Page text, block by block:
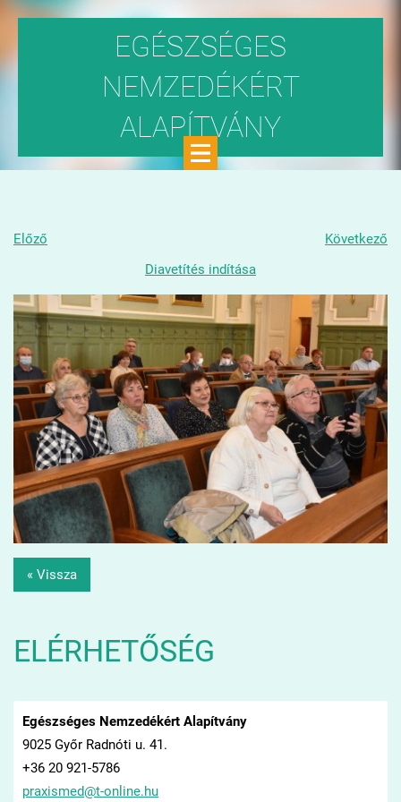
EGÉSZSÉGES
NEMZEDÉKÉRT
ALAPÍTVÁNY
Előző
Következő
Diavetítés indítása
« Vissza
ELÉRHETŐSÉG
Egészséges Nemzedékért Alapítvány
9025 Győr Radnóti u. 41.
+36 20 921-5786
praxismed@t-online.hu